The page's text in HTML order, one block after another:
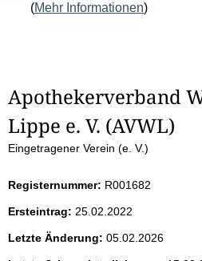
(Mehr Informationen)
S
e
t
e
Apothekerverband
Lippe e. V. (AVWL)
Eingetragener Verein (e. V.)
Registernummer: R001682
Ersteintrag: 25.02.2022
Letzte Änderung: 05.02.2026